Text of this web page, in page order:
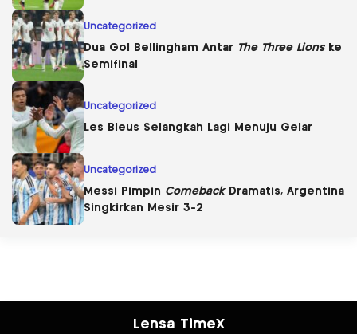
Uncategorized
Dua Gol Bellingham Antar The Three Lionske
Semifinal
Uncategorized
Les Bleus Selangkah Lagi Menuju Gelar
Uncategorized
Messi Pimpin ComebackDramatis, Argentina
Singkirkan Mesir 3-2
Lensa TimeX